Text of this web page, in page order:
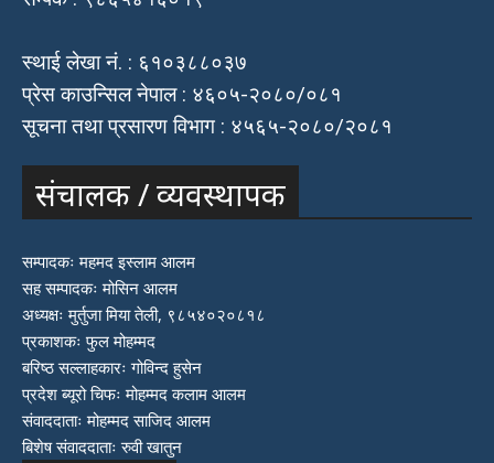
स्थाई लेखा नं. : ६१०३८८०३७
प्रेस काउन्सिल नेपाल : ४६०५-२०८०/०८१
सूचना तथा प्रसारण विभाग : ४५६५-२०८०/२०८१
संचालक / व्यवस्थापक
सम्पादकः महमद इस्लाम आलम
सह सम्पादकः मोसिन आलम
अध्यक्षः मुर्तुजा मिया तेली, ९८५४०२०८१८
प्रकाशकः फुल मोहम्मद
बरिष्ठ सल्लाहकारः गोविन्द हुसेन
प्रदेश ब्यूरो चिफः मोहम्मद कलाम आलम
संवाददाताः मोहम्मद साजिद आलम
बिशेष संवाददाताः रुवी खातुन